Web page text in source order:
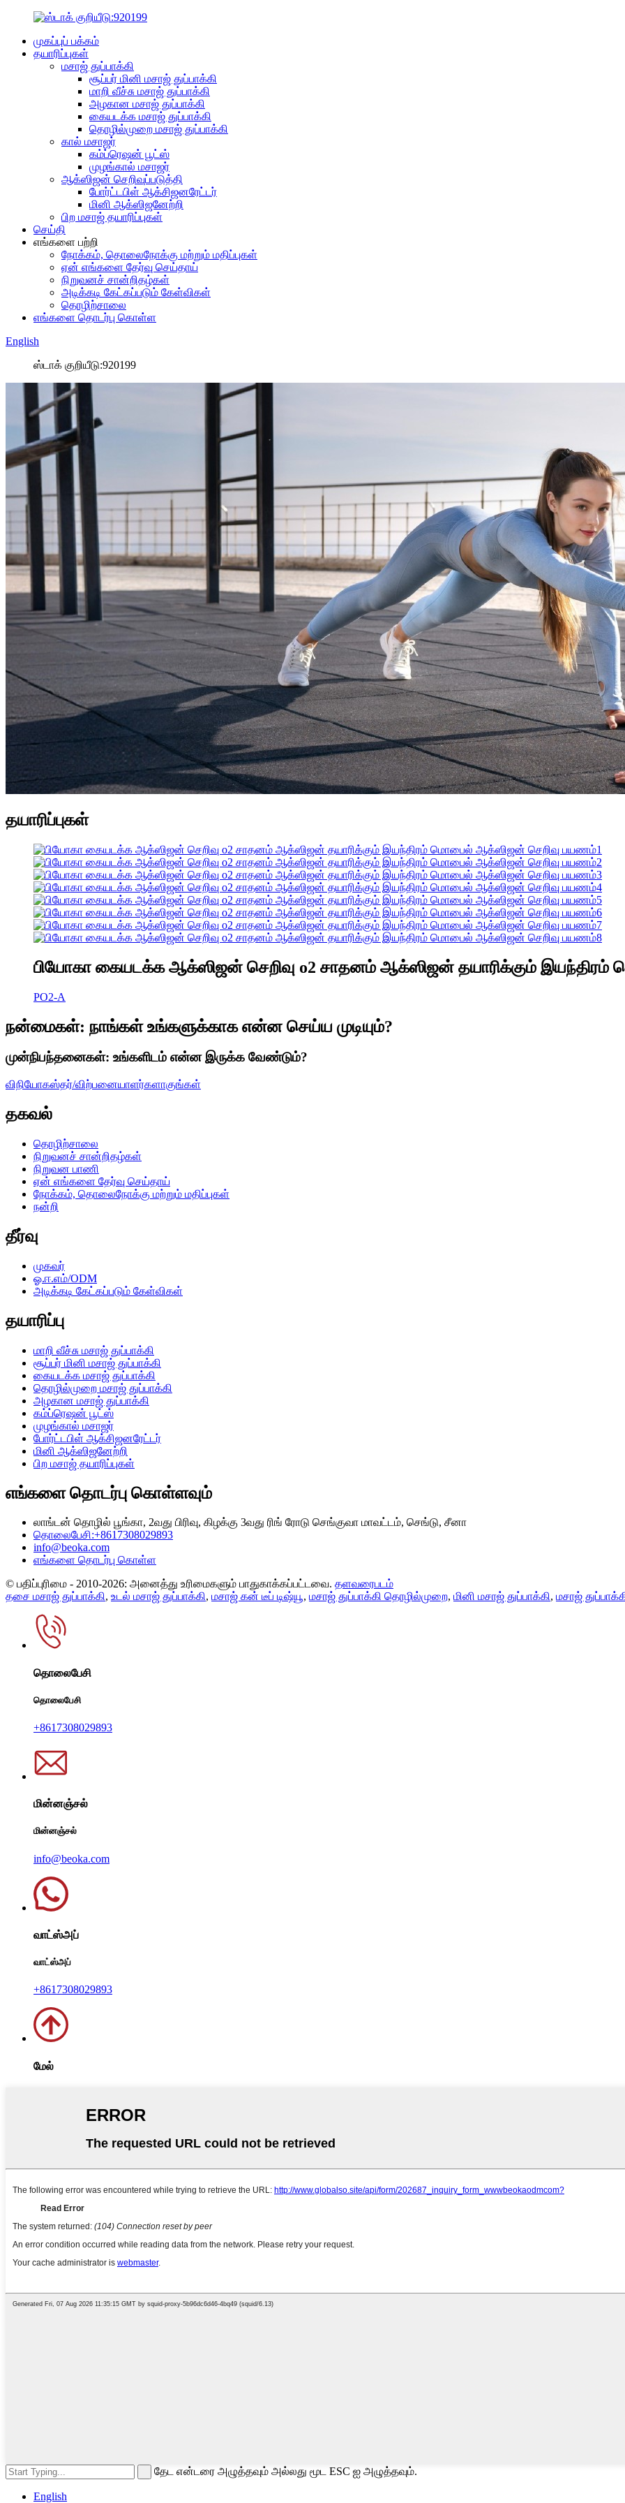
முகப்புப் பக்கம்
தயாரிப்புகள்
மசாஜ் துப்பாக்கி
சூப்பர் மினி மசாஜ் துப்பாக்கி
மாறி வீச்சு மசாஜ் துப்பாக்கி
அழகான மசாஜ் துப்பாக்கி
கையடக்க மசாஜ் துப்பாக்கி
தொழில்முறை மசாஜ் துப்பாக்கி
கால் மசாஜர்
கம்ப்ரெஷன் பூட்ஸ்
முழங்கால் மசாஜர்
ஆக்ஸிஜன் செறிவுப்படுத்தி
போர்ட்டபிள் ஆக்சிஜனரேட்டர்
மினி ஆக்ஸிஜனேற்றி
பிற மசாஜ் தயாரிப்புகள்
செய்தி
எங்களை பற்றி
நோக்கம், தொலைநோக்கு மற்றும் மதிப்புகள்
ஏன் எங்களை தேர்வு செய்தாய்
நிறுவனச் சான்றிதழ்கள்
அடிக்கடி கேட்கப்படும் கேள்விகள்
தொழிற்சாலை
எங்களை தொடர்பு கொள்ள
English
ஸ்டாக் குறியீடு:920199
தயாரிப்புகள்
பியோகா கையடக்க ஆக்ஸிஜன் செறிவு o2 சாதனம் ஆக்ஸிஜன் தயாரிக்கும்
PO2-A
நன்மைகள்: நாங்கள் உங்களுக்காக என்ன செய்ய முடியும்?
முன்நிபந்தனைகள்: உங்களிடம் என்ன இருக்க வேண்டும்?
விநியோகஸ்தர்/விற்பனையாளர்களாகுங்கள்
தகவல்
தொழிற்சாலை
நிறுவனச் சான்றிதழ்கள்
நிறுவன பாணி
ஏன் எங்களை தேர்வு செய்தாய்
நோக்கம், தொலைநோக்கு மற்றும் மதிப்புகள்
நன்றி
தீர்வு
முகவர்
ஓ.ஈ.எம்/ODM
அடிக்கடி கேட்கப்படும் கேள்விகள்
தயாரிப்பு
மாறி வீச்சு மசாஜ் துப்பாக்கி
சூப்பர் மினி மசாஜ் துப்பாக்கி
கையடக்க மசாஜ் துப்பாக்கி
தொழில்முறை மசாஜ் துப்பாக்கி
அழகான மசாஜ் துப்பாக்கி
கம்ப்ரெஷன் பூட்ஸ்
முழங்கால் மசாஜர்
போர்ட்டபிள் ஆக்சிஜனரேட்டர்
மினி ஆக்ஸிஜனேற்றி
பிற மசாஜ் தயாரிப்புகள்
எங்களை தொடர்பு கொள்ளவும்
லாங்டன் தொழில் பூங்கா, 2வது பிரிவு, கிழக்கு 3வது ரிங் ரோடு செங்குவா மாவட்டம், செங்டு, சீனா
தொலைபேசி:+8617308029893
info@beoka.com
எங்களை தொடர்பு கொள்ள
© பதிப்புரிமை - 2010-2026: அனைத்து உரிமைகளும் பாதுகாக்கப்பட்டவை. தளவரைபடம்
தசை மசாஜ் துப்பாக்கி, உடல் மசாஜ் துப்பாக்கி, மசாஜ் கன் டீப் டிஷ்யூ, மசாஜ் துப்பாக்கி தொழில்முறை, மினி மசாஜ் துப்பாக்கி, மசாஜ்
தொலைபேசி
தொலைபேசி
+8617308029893
மின்னஞ்சல்
மின்னஞ்சல்
info@beoka.com
வாட்ஸ்அப்
வாட்ஸ்அப்
+8617308029893
மேல்
தேட என்டரை அழுத்தவும் அல்லது மூட ESC ஐ அழுத்தவும்.
English